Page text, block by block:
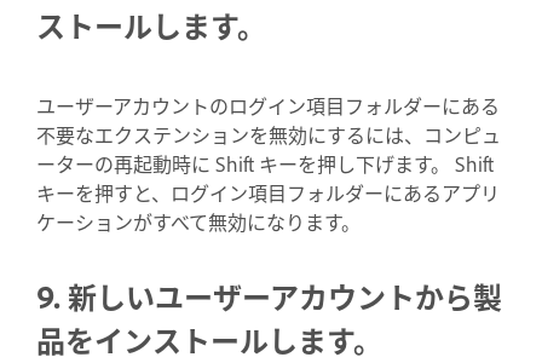
ストールします。
ユーザーアカウントのログイン項目フォルダーにある
不要なエクステンションを無効にするには、コンピュ
ーターの再起動時に Shift キーを押し下げます。 Shift
キーを押すと、ログイン項目フォルダーにあるアプリ
ケーションがすべて無効になります。
9. 新しいユーザーアカウントから製
品をインストールします。